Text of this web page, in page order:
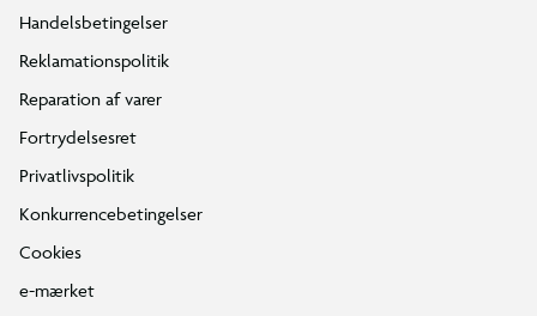
Handelsbetingelser
Reklamationspolitik
Reparation af varer
Fortrydelsesret
Privatlivspolitik
Konkurrencebetingelser
Cookies
e-mærket